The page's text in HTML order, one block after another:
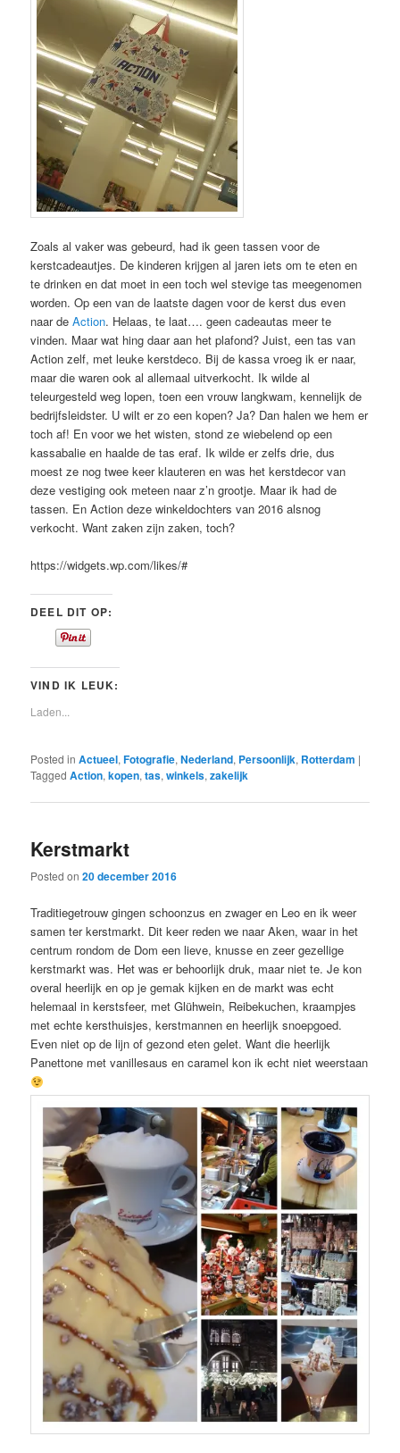
Zoals al vaker was gebeurd, had ik geen tassen voor de
kerstcadeautjes. De kinderen krijgen al jaren iets om te eten en
te drinken en dat moet in een toch wel stevige tas meegenomen
worden. Op een van de laatste dagen voor de kerst dus even
naar deAction. Helaas, te laat…. geen cadeautas meer te
vinden. Maar wat hing daar aan het plafond? Juist, een tas van
Action zelf, met leuke kerstdeco. Bij de kassa vroeg ik er naar,
maar die waren ook al allemaal uitverkocht. Ik wilde al
teleurgesteld weg lopen, toen een vrouw langkwam, kennelijk de
bedrijfsleidster. U wilt er zo een kopen? Ja? Dan halen we hem er
toch af! En voor we het wisten, stond ze wiebelend op een
kassabalie en haalde de tas eraf. Ik wilde er zelfs drie, dus
moest ze nog twee keer klauteren en was het kerstdecor van
deze vestiging ook meteen naar z’n grootje. Maar ik had de
tassen. En Action deze winkeldochters van 2016 alsnog
verkocht. Want zaken zijn zaken, toch?
https://widgets.wp.com/likes/#
DEEL DIT OP:
VIND IK LEUK:
Laden...
Posted in Actueel,Fotografie,Nederland, Persoonlijk, Rotterdam |
Tagged Action,kopen,tas,winkels,zakelijk
Kerstmarkt
Posted on20 december 2016
Traditiegetrouw gingen schoonzus en zwager en Leo en ik weer
samen ter kerstmarkt. Dit keer reden we naar Aken, waar in het
centrum rondom de Dom een lieve, knusse en zeer gezellige
kerstmarkt was. Het was er behoorlijk druk, maar niet te. Je kon
overal heerlijk en op je gemak kijken en de markt was echt
helemaal in kerstsfeer, met Glühwein, Reibekuchen, kraampjes
met echte kersthuisjes, kerstmannen en heerlijk snoepgoed.
Even niet op de lijn of gezond eten gelet. Want die heerlijk
Panettone met vanillesaus en caramel kon ik echt niet weerstaan